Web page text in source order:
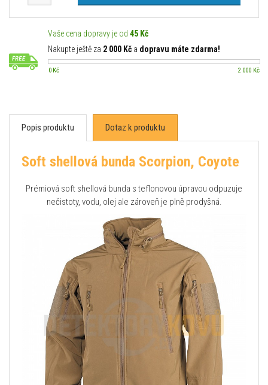
Vaše cena dopravy je od 45 Kč
Nakupte ještě za 2 000 Kč a dopravu máte zdarma!
0 Kč 2 000 Kč
Popis produktu Dotaz k produktu
Soft shellová bunda Scorpion, Coyote
Prémiová soft shellová bunda s teflonovou úpravou odpuzuje
nečistoty, vodu, olej ale zároveň je plně prodyšná.